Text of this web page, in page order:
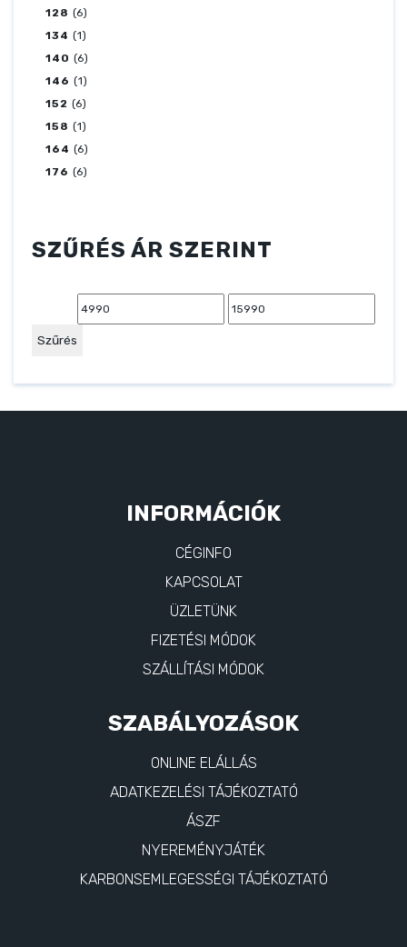
128 (6)
134 (1)
140 (6)
146 (1)
152 (6)
158 (1)
164 (6)
176 (6)
SZŰRÉS ÁR SZERINT
Min
Max
Szűrés
INFORMÁCIÓK
CÉGINFO
KAPCSOLAT
ÜZLETÜNK
FIZETÉSI MÓDOK
SZÁLLÍTÁSI MÓDOK
SZABÁLYOZÁSOK
ONLINE ELÁLLÁS
ADATKEZELÉSI TÁJÉKOZTATÓ
ÁSZF
NYEREMÉNYJÁTÉK
KARBONSEMLEGESSÉGI TÁJÉKOZTATÓ